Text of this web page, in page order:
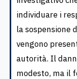
individuare i
la sospensione
vengono
autorità. Il
modesto, ma il